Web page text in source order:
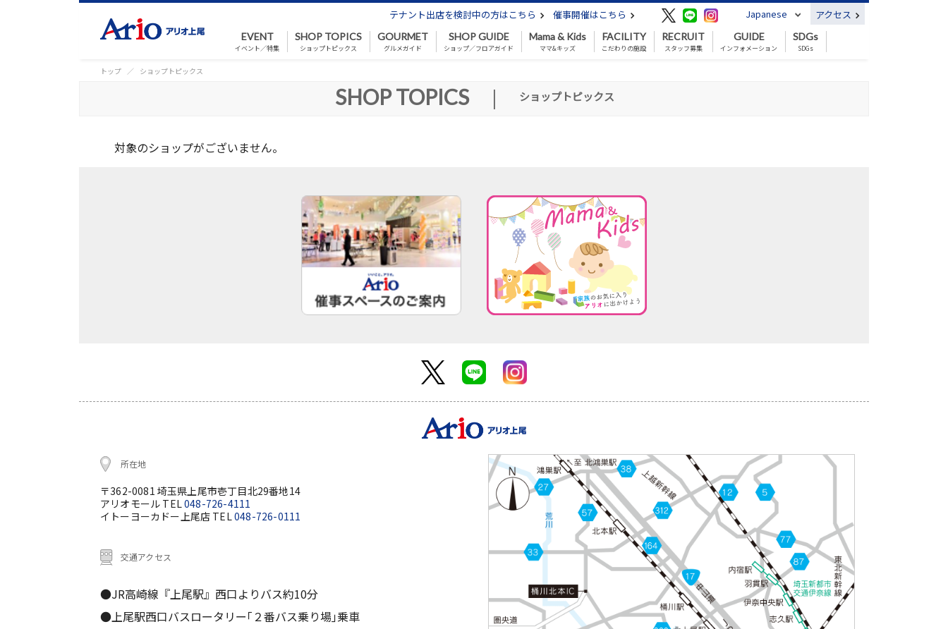
テナント出店を検討中の方はこちら 催事開催はこちら Japanese アクセス
EVENT
イベント／特集
SHOP TOPICS
ショップトピックス
GOURMET
グルメガイド
SHOP GUIDE
ショップ／フロアガイド
Mama & Kids
ママ&キッズ
FACILITY
こだわりの施設
RECRUIT
スタッフ募集
GUIDE
インフォメーション
SDGs
SDGs
トップ ショップトピックス
SHOP TOPICS | ショップトピックス
対象のショップがございません。
所在地
〒362-0081 埼玉県上尾市壱丁目北29番地14
アリオモール TEL048-726-4111
イトーヨーカドー上尾店 TEL048-726-0111
交通アクセス
●JR高崎線『上尾駅』西口よりバス約10分
●上尾駅西口バスロータリー｢２番バス乗り場｣乗車